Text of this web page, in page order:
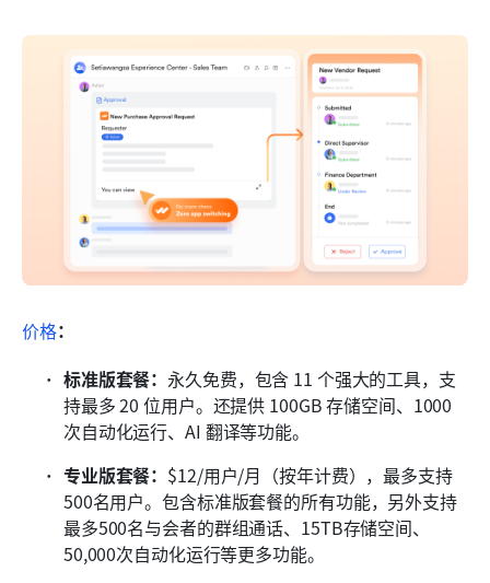
价格：
标准版套餐： 永久免费，包含 11 个强大的工具，支
持最多 20 位用户。还提供 100GB 存储空间、1000
次自动化运行、AI 翻译等功能。
专业版套餐： $12/用户/月（按年计费），最多支持
500名用户。包含标准版套餐的所有功能，另外支持
最多500名与会者的群组通话、15TB存储空间、
50,000次自动化运行等更多功能。